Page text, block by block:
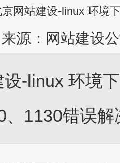
网站建设-linux 环境
源：网站建设
-linux 环境
、1130错误